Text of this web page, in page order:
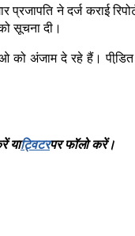
ने दर्ज कराई
सूचना दी।
को अंजाम दे रहे हैं।
याट्विटरपर फॉलो करें।